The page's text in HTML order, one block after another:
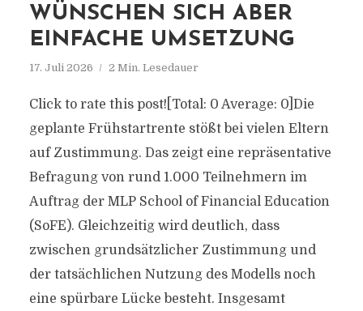
WÜNSCHEN SICH ABER
EINFACHE UMSETZUNG
17. Juli 2026 2 Min. Lesedauer
Click to rate this post![Total: 0 Average: 0]Die
geplante Frühstartrente stößt bei vielen Eltern
auf Zustimmung. Das zeigt eine repräsentative
Befragung von rund 1.000 Teilnehmern im
Auftrag der MLP School of Financial Education
(SoFE). Gleichzeitig wird deutlich, dass
zwischen grundsätzlicher Zustimmung und
der tatsächlichen Nutzung des Modells noch
eine spürbare Lücke besteht. Insgesamt